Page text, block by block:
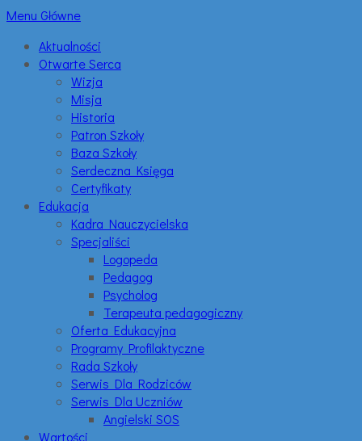
Menu Główne
Aktualności
Otwarte Serca
Wizja
Misja
Historia
Patron Szkoły
Baza Szkoły
Serdeczna Księga
Certyfikaty
Edukacja
Kadra Nauczycielska
Specjaliści
Logopeda
Pedagog
Psycholog
Terapeuta pedagogiczny
Oferta Edukacyjna
Programy Profilaktyczne
Rada Szkoły
Serwis Dla Rodziców
Serwis Dla Uczniów
Angielski SOS
Wartości